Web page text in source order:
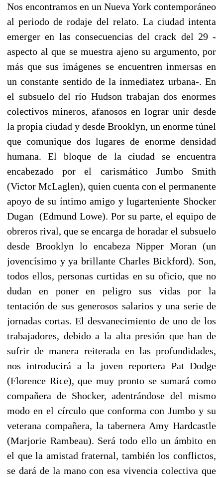
Nos encontramos en un Nueva York contemporáneo
al periodo de rodaje del relato. La ciudad intenta
emerger en las consecuencias del crack del 29 -
aspecto al que se muestra ajeno su argumento, por
más que sus imágenes se encuentren inmersas en
un constante sentido de la inmediatez urbana-. En
el subsuelo del río Hudson trabajan dos enormes
colectivos mineros, afanosos en lograr unir desde
la propia ciudad y desde Brooklyn, un enorme túnel
que comunique dos lugares de enorme densidad
humana. El bloque de la ciudad se encuentra
encabezado por el carismático Jumbo Smith
(Victor McLaglen), quien cuenta con el permanente
apoyo de su íntimo amigo y lugarteniente Shocker
Dugan (Edmund Lowe). Por su parte, el equipo de
obreros rival, que se encarga de horadar el subsuelo
desde Brooklyn lo encabeza Nipper Moran (un
jovencísimo y ya brillante Charles Bickford). Son,
todos ellos, personas curtidas en su oficio, que no
dudan en poner en peligro sus vidas por la
tentación de sus generosos salarios y una serie de
jornadas cortas. El desvanecimiento de uno de los
trabajadores, debido a la alta presión que han de
sufrir de manera reiterada en las profundidades,
nos introducirá a la joven reportera Pat Dodge
(Florence Rice), que muy pronto se sumará como
compañera de Shocker, adentrándose del mismo
modo en el círculo que conforma con Jumbo y su
veterana compañera, la tabernera Amy Hardcastle
(Marjorie Rambeau). Será todo ello un ámbito en
el que la amistad fraternal, también los conflictos,
se dará de la mano con esa vivencia colectiva que